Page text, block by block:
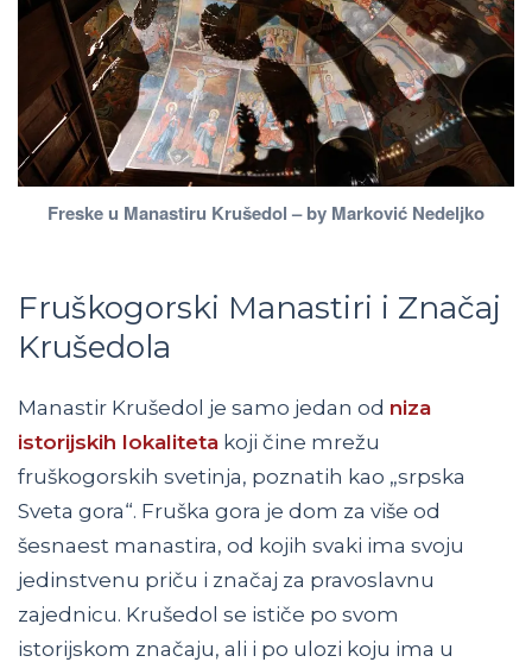
Freske u Manastiru Krušedol – by Marković Nedeljko
Fruškogorski Manastiri i Značaj
Krušedola
Manastir Krušedol je samo jedan od niza
istorijskih lokaliteta koji čine mrežu
fruškogorskih svetinja, poznatih kao „srpska
Sveta gora“. Fruška gora je dom za više od
šesnaest manastira, od kojih svaki ima svoju
jedinstvenu priču i značaj za pravoslavnu
zajednicu. Krušedol se ističe po svom
istorijskom značaju, ali i po ulozi koju ima u